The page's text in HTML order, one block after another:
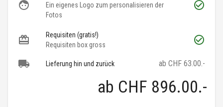
Ein eigenes Logo zum personalisieren der
Fotos
Requisiten (gratis!)
Requisiten box gross
Lieferung hin und zurück ab CHF 63.00.-
ab CHF 896.00.-